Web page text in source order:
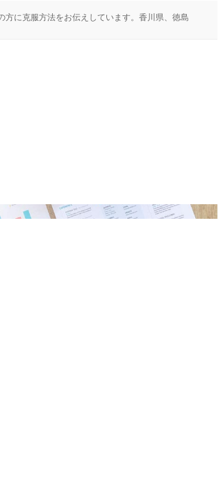
に克服方法をお伝えしています。香川県、徳島